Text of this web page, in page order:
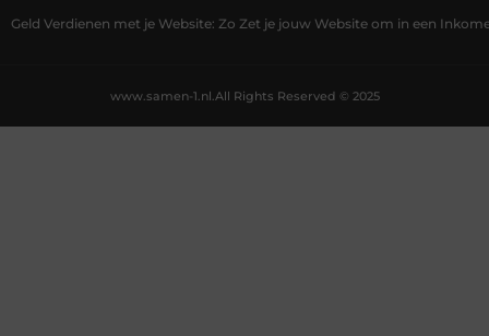
Geld Verdienen met je Website: Zo Zet je jouw Website om in een
All Rights Reserved © 2025
www.samen-1.nl.